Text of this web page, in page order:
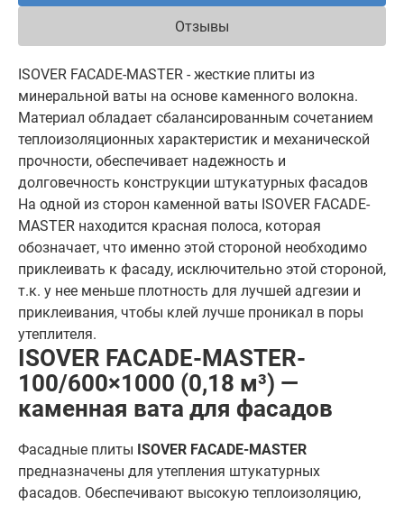
Отзывы
ISOVER FACADE-MASTER - жесткие плиты из
минеральной ваты на основе каменного волокна.
Материал обладает сбалансированным сочетанием
теплоизоляционных характеристик и механической
прочности, обеспечивает надежность и
долговечность конструкции штукатурных фасадов
На одной из сторон каменной ваты ISOVER FACADE-
MASTER находится красная полоса, которая
обозначает, что именно этой стороной необходимо
приклеивать к фасаду, исключительно этой стороной,
т.к. у нее меньше плотность для лучшей адгезии и
приклеивания, чтобы клей лучше проникал в поры
утеплителя.
ISOVER FACADE-MASTER-
100/600×1000 (0,18 м³) —
каменная вата для фасадов
Фасадные плиты ISOVER FACADE-MASTER
предназначены для утепления штукатурных
фасадов. Обеспечивают высокую теплоизоляцию,